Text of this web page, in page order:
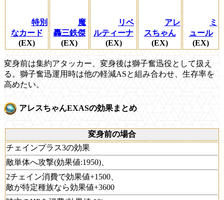
特別
なカード
(EX)
魔
轟三鉄傑
(EX)
リベ
ルティーナ
(EX)
アレ
スちゃん
(EX)
ミ
ュール
(EX)
変身前は集約アタッカー、変身後は獅子奮迅役として扱え
る。獅子奮迅運用時は他の軽減ASと組み合わせ、生存率を
高めたい。
アレスちゃんEXASの効果まとめ
変身前の場合
チェインプラス3の効果
敵単体へ攻撃(効果値:1950)、
2チェイン消費で効果値+1500、
敵が特定種族なら効果値+3600